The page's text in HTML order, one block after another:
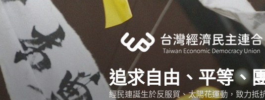
跳
容
追求自由、平等、
經民連誕生於反服貿、太陽花運動，致力